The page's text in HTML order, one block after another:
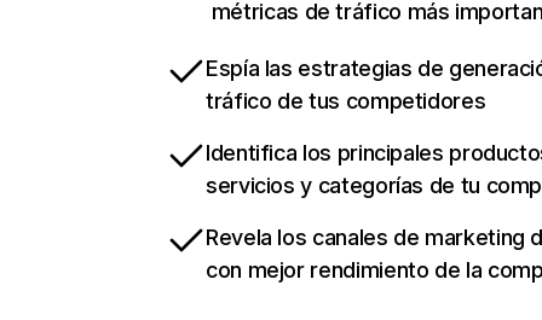
métricas de tráfico más
Espía las estrategias de
tráfico de tus competidores
Identifica los principales
servicios y categorías de tu
Revela los canales de marketing
con mejor rendimiento de la